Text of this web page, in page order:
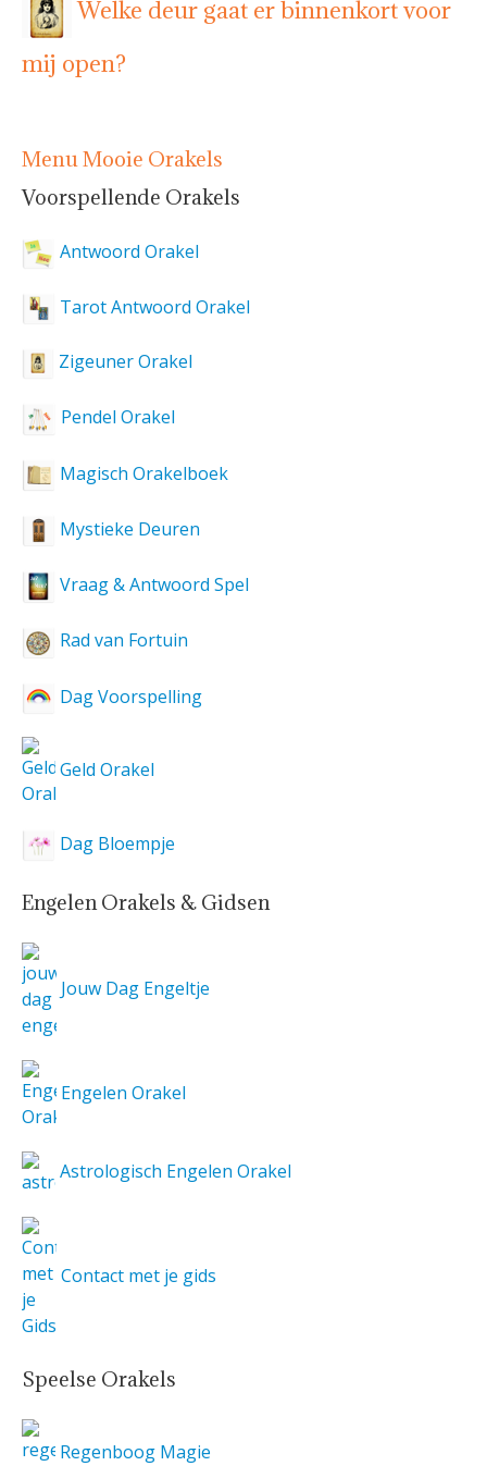
Welke deur gaat er binnenkort voor
mij open?
Menu Mooie Orakels
Voorspellende Orakels
Antwoord Orakel
Tarot Antwoord Orakel
Zigeuner Orakel
Pendel Orakel
Magisch Orakelboek
Mystieke Deuren
Vraag & Antwoord Spel
Rad van Fortuin
Dag Voorspelling
Geld Orakel
Dag Bloempje
Engelen Orakels & Gidsen
Jouw Dag Engeltje
Engelen Orakel
Astrologisch Engelen Orakel
Contact met je gids
Speelse Orakels
Regenboog Magie